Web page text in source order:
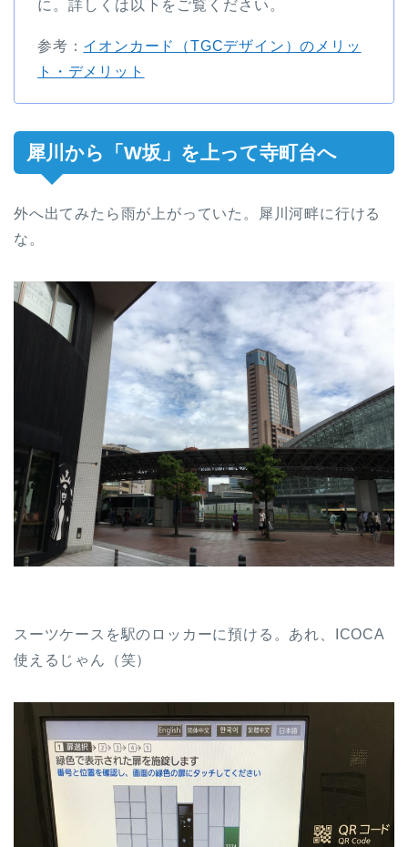
に。詳しくは以下をご覧ください。
参考： イオンカード（TGCデザイン）のメリッ
ト・デメリット
犀川から「W坂」を上って寺町台へ
外へ出てみたら雨が上がっていた。犀川河畔に行ける
な。
スーツケースを駅のロッカーに預ける。あれ、ICOCA
使えるじゃん（笑）